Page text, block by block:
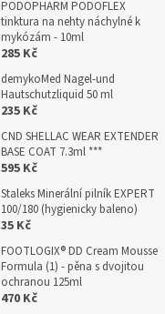
PODOPHARM PODOFLEX
tinktura na nehty náchylné k
mykózám - 10ml
285 Kč
demykoMed Nagel-und
Hautschutzliquid 50 ml
235 Kč
CND SHELLAC WEAR EXTENDER
BASE COAT 7.3ml ***
595 Kč
Staleks Minerální pilník EXPERT
100/180 (hygienicky baleno)
35 Kč
FOOTLOGIX® DD Cream Mousse
Formula (1) - pěna s dvojitou
ochranou 125ml
470 Kč